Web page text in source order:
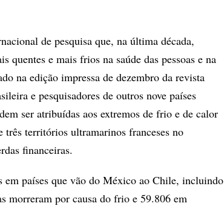
de pesquisa que, na última década,
quentes e mais frios na saúde das pessoas e na
na edição impressa de dezembro da revista
e pesquisadores de outros nove países
ser atribuídas aos extremos de frio e de calor
territórios ultramarinos franceses no
financeiras.
em países que vão do México ao Chile, incluindo
morreram por causa do frio e 59.806 em